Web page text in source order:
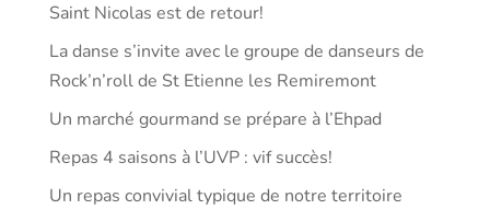
Saint Nicolas est de retour!
La danse s’invite avec le groupe de danseurs de
Rock’n’roll de St Etienne les Remiremont
Un marché gourmand se prépare à l’Ehpad
Repas 4 saisons à l’UVP : vif succès!
Un repas convivial typique de notre territoire